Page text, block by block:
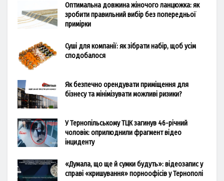
Оптимальна довжина жіночого ланцюжка: як
зробити правильний вибір без попередньої
примірки
Суші для компанії: як зібрати набір, щоб усім
сподобалося
Як безпечно орендувати приміщення для
бізнесу та мінімізувати можливі ризики?
У Тернопільському ТЦК загинув 46-річний
чоловік: оприлюднили фрагмент відео
інциденту
«Думала, що ще й сумки будуть»: відеозапис у
справі «кришування» порноофісів у Тернополі